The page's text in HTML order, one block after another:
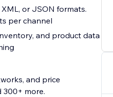
XML, or JSON formats.
per channel
and product data
and price
300+ more.